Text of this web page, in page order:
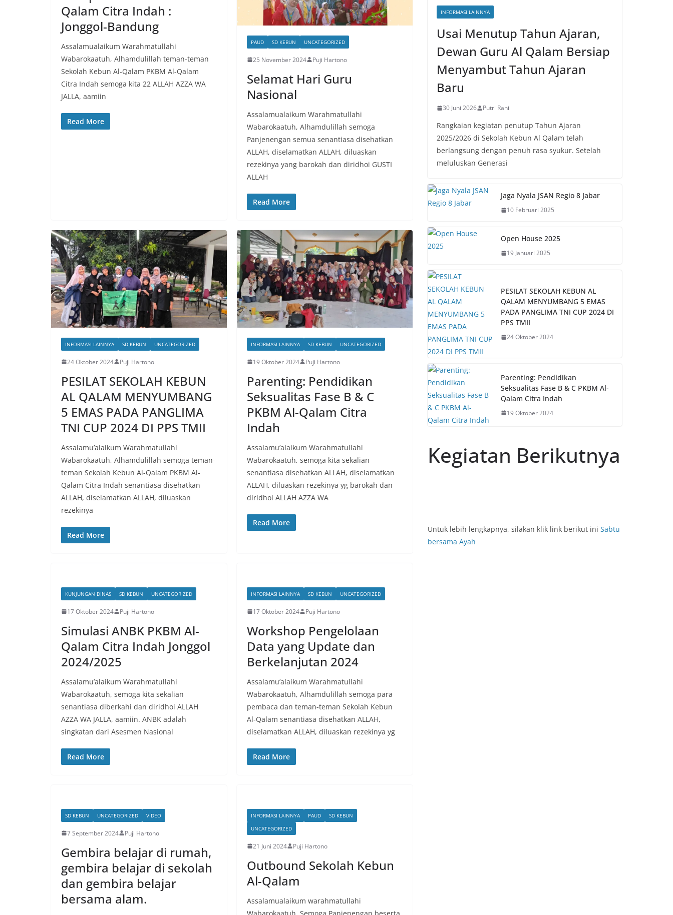
Qalam Citra Indah :
Jonggol-Bandung
Assalamualaikum Warahmatullahi
Wabarokaatuh, Alhamdulillah teman-teman
Sekolah Kebun Al-Qalam PKBM Al-Qalam
Citra Indah semoga kita 22 ALLAH AZZA WA
JALLA, aamiin
Read More
PAUD SD KEBUN UNCATEGORIZED
25 November 2024 Puji Hartono
Selamat Hari Guru
Nasional
Assalamualaikum Warahmatullahi
Wabarokaatuh, Alhamdulillah semoga
Panjenengan semua senantiasa disehatkan
ALLAH, diselamatkan ALLAH, diluaskan
rezekinya yang barokah dan diridhoi GUSTI
ALLAH
Read More
INFORMASI LAINNYA SD KEBUN UNCATEGORIZED
24 Oktober 2024 Puji Hartono
PESILAT SEKOLAH KEBUN
AL QALAM MENYUMBANG
5 EMAS PADA PANGLIMA
TNI CUP 2024 DI PPS TMII
Assalamu’alaikum Warahmatullahi
Wabarokaatuh, Alhamdulillah semoga teman-
teman Sekolah Kebun Al-Qalam PKBM Al-
Qalam Citra Indah senantiasa disehatkan
ALLAH, diselamatkan ALLAH, diluaskan
rezekinya
Read More
INFORMASI LAINNYA SD KEBUN UNCATEGORIZED
19 Oktober 2024 Puji Hartono
Parenting: Pendidikan
Seksualitas Fase B & C
PKBM Al-Qalam Citra
Indah
Assalamu’alaikum Warahmatullahi
Wabarokaatuh, semoga kita sekalian
senantiasa disehatkan ALLAH, diselamatkan
ALLAH, diluaskan rezekinya yg barokah dan
diridhoi ALLAH AZZA WA
Read More
KUNJUNGAN DINAS SD KEBUN UNCATEGORIZED
17 Oktober 2024 Puji Hartono
Simulasi ANBK PKBM Al-
Qalam Citra Indah Jonggol
2024/2025
Assalamu’alaikum Warahmatullahi
Wabarokaatuh, semoga kita sekalian
senantiasa diberkahi dan diridhoi ALLAH
AZZA WA JALLA, aamiin. ANBK adalah
singkatan dari Asesmen Nasional
Read More
INFORMASI LAINNYA SD KEBUN UNCATEGORIZED
17 Oktober 2024 Puji Hartono
Workshop Pengelolaan
Data yang Update dan
Berkelanjutan 2024
Assalamu’alaikum Warahmatullahi
Wabarokaatuh, Alhamdulillah semoga para
pembaca dan teman-teman Sekolah Kebun
Al-Qalam senantiasa disehatkan ALLAH,
diselamatkan ALLAH, diluaskan rezekinya yg
Read More
SD KEBUN UNCATEGORIZED VIDEO
7 September 2024 Puji Hartono
Gembira belajar di rumah,
gembira belajar di sekolah
dan gembira belajar
bersama alam.
INFORMASI LAINNYA PAUD
SD KEBUN
UNCATEGORIZED
21 Juni 2024 Puji Hartono
Outbound Sekolah Kebun
Al-Qalam
Assalamualaikum warahmatullahi
INFORMASI LAINNYA
Usai Menutup Tahun Ajaran,
Dewan Guru Al Qalam Bersiap
Menyambut Tahun Ajaran
Baru
30 Juni 2026 Putri Rani
Rangkaian kegiatan penutup Tahun Ajaran
2025/2026 di Sekolah Kebun Al Qalam telah
berlangsung dengan penuh rasa syukur. Setelah
meluluskan Generasi
Jaga Nyala JSAN Regio 8 Jabar
10 Februari 2025
Open House 2025
19 Januari 2025
PESILAT SEKOLAH KEBUN AL
QALAM MENYUMBANG 5 EMAS
PADA PANGLIMA TNI CUP 2024 DI
PPS TMII
24 Oktober 2024
Parenting: Pendidikan
Seksualitas Fase B & C PKBM Al-
Qalam Citra Indah
19 Oktober 2024
Kegiatan Berikutnya
Untuk lebih lengkapnya, silakan klik link berikut ini Sabtu
bersama Ayah